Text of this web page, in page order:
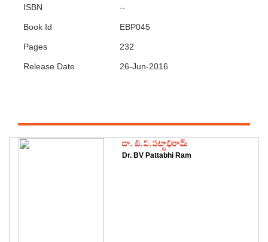
ISBN --
Book Id EBP045
Pages 232
Release Date 26-Jun-2016
డా. బి.వి.పట్టాభిరామ్
Dr. BV Pattabhi Ram